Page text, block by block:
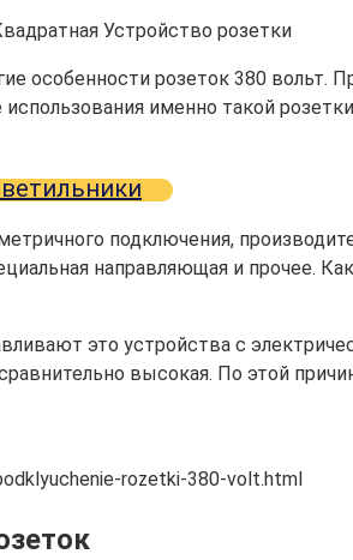
особенности розеток 380
именно такой
подключения,
направляющая и прочее.
это устройства с
высокая. По этой
rozetki-380-volt.html